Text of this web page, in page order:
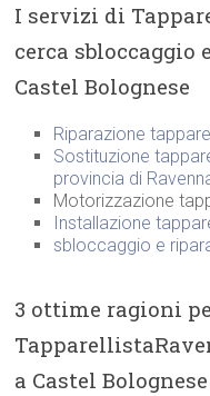
I servizi di
cerca
Castel Bolognese
Riparazione
Sostituzione
provincia di
Motorizzazione
Installazione
sbloccaggio e
3 ottime ragioni
a Castel